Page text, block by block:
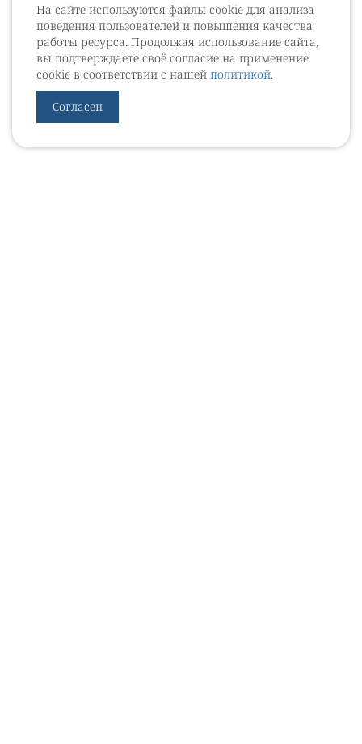
На сайте используются файлы cookie для анализа
поведения пользователей и повышения качества
работы ресурса. Продолжая использование сайта,
вы подтверждаете своё согласие на применение
cookie в соответствии с нашей политикой.
Согласен